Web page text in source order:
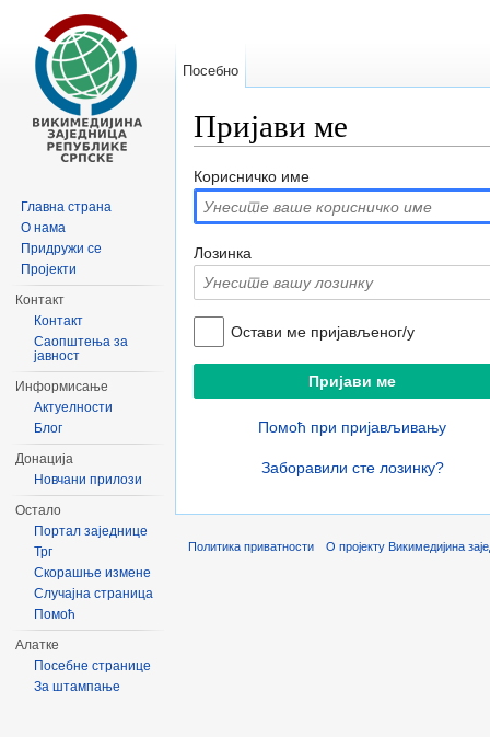
Пријави ме
Корисничко име
Лозинка
Остави ме пријављеног/у
Помоћ при пријављивању
Заборавили сте лозинку?
Посебно
Главна страна
О нама
Придружи се
Пројекти
Контакт
Контакт
Саопштења за
јавност
Информисање
Актуелности
Блог
Донација
Новчани прилози
Остало
Портал заједнице
Трг
Скорашње измене
Случајна страница
Помоћ
Алатке
Посебне странице
За штампање
Политика приватности О пројекту Викимедијина